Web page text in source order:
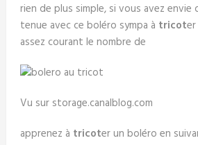
rien de plus simple, si vous avez envie
tenue avec ce boléro sympa à tricot
assez courant le nombre de
Vu sur storage.canalblog.com
apprenez à tricoter un boléro en